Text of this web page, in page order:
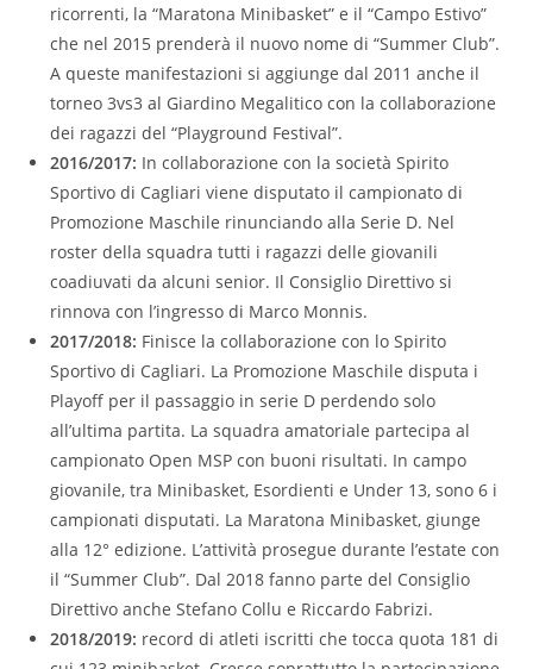
ricorrenti, la “Maratona Minibasket” e il “Campo Estivo”
che nel 2015 prenderà il nuovo nome di “Summer Club”.
A queste manifestazioni si aggiunge dal 2011 anche il
torneo 3vs3 al Giardino Megalitico con la collaborazione
dei ragazzi del “Playground Festival”.
2016/2017: In collaborazione con la società Spirito
Sportivo di Cagliari viene disputato il campionato di
Promozione Maschile rinunciando alla Serie D. Nel
roster della squadra tutti i ragazzi delle giovanili
coadiuvati da alcuni senior. Il Consiglio Direttivo si
rinnova con l’ingresso di Marco Monnis.
2017/2018: Finisce la collaborazione con lo Spirito
Sportivo di Cagliari. La Promozione Maschile disputa i
Playoff per il passaggio in serie D perdendo solo
all’ultima partita. La squadra amatoriale partecipa al
campionato Open MSP con buoni risultati. In campo
giovanile, tra Minibasket, Esordienti e Under 13, sono 6 i
campionati disputati. La Maratona Minibasket, giunge
alla 12° edizione. L’attività prosegue durante l’estate con
il “Summer Club”. Dal 2018 fanno parte del Consiglio
Direttivo anche Stefano Collu e Riccardo Fabrizi.
2018/2019: record di atleti iscritti che tocca quota 181 di